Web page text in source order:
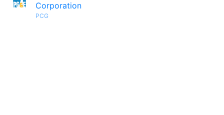
Corporation
PCG